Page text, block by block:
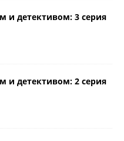
и детективом: 3 серия
и детективом: 2 серия